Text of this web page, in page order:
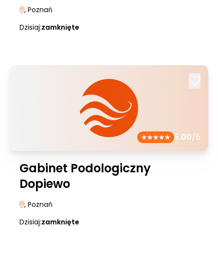
, Poznań
Dzisiaj:zamknięte
5.00/5
Gabinet Podologiczny
Dopiewo
, Poznań
Dzisiaj:zamknięte